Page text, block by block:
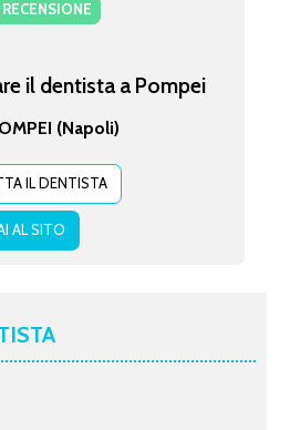
il dentista a Pompei
(Napoli)
IL DENTISTA
AL SITO